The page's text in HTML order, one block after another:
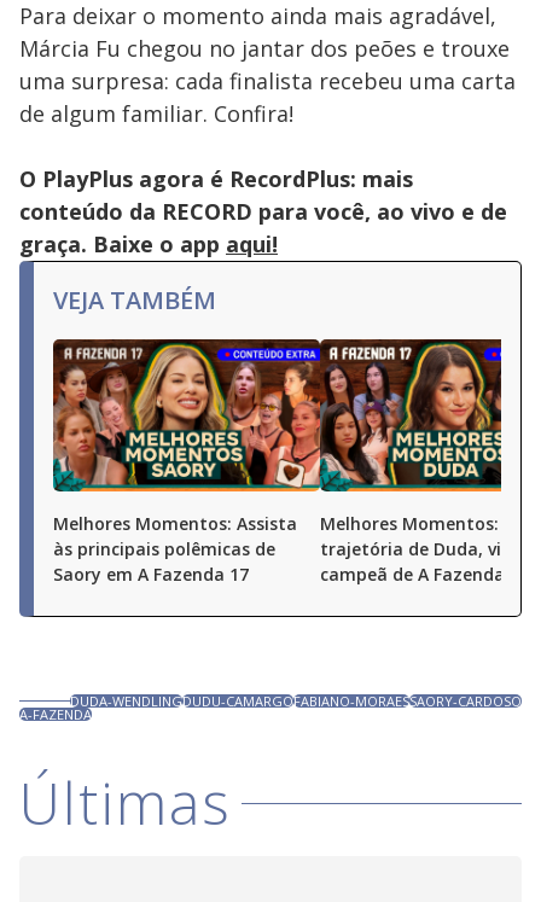
Para deixar o momento ainda mais agradável,
Márcia Fu chegou no jantar dos peões e trouxe
uma surpresa: cada finalista recebeu uma carta
de algum familiar. Confira!
O PlayPlus agora é RecordPlus: mais
conteúdo da RECORD para você, ao vivo e de
graça. Baixe o app aqui!
VEJA TAMBÉM
Melhores Momentos: Assista
às principais polêmicas de
Saory em A Fazenda 17
Melhores Momentos:
trajetória de Duda, vice-
campeã de A Fazenda 17
DUDA-WENDLINGDUDU-CAMARGOFABIANO-MORAESSAORY-CARDOSO
A-FAZENDA
Últimas